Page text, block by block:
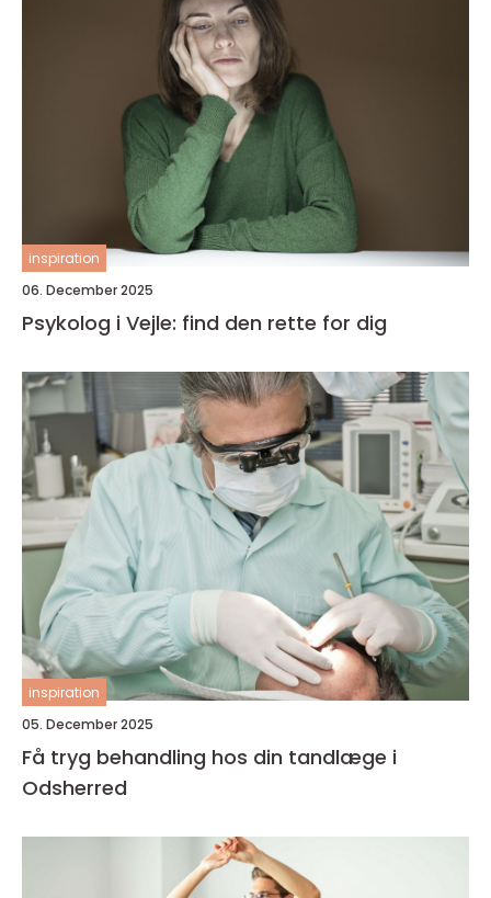
inspiration
06. December 2025
Psykolog i Vejle: find den rette for dig
inspiration
05. December 2025
Få tryg behandling hos din tandlæge i
Odsherred